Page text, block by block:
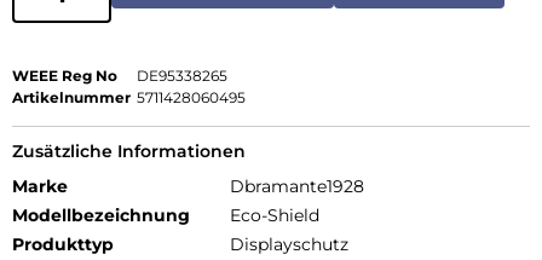
WEEE Reg No
DE95338265
Artikelnummer 5711428060495
Zusätzliche Informationen
Marke
Dbramante1928
Modellbezeichnung
Eco-Shield
Produkttyp
Displayschutz